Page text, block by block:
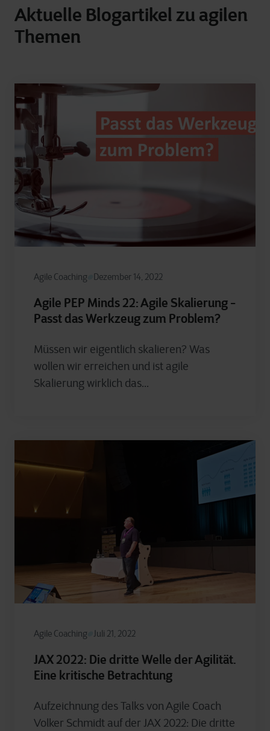
Aktuelle Blogartikel zu agilen
Themen
Agile Coaching Dezember 14, 2022
Agile PEP Minds 22: Agile Skalierung -
Passt das Werkzeug zum Problem?
Müssen wir eigentlich skalieren? Was
wollen wir erreichen und ist agile
Skalierung wirklich das...
Agile Coaching Juli 21, 2022
JAX 2022: Die dritte Welle der Agilität.
Eine kritische Betrachtung
Aufzeichnung des Talks von Agile Coach
Volker Schmidt auf der JAX 2022: Die dritte